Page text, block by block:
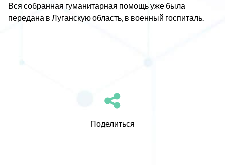
Вся собранная гуманитарная помощь уже была
передана в Луганскую область, в военный госпиталь.
Поделиться